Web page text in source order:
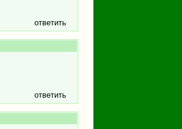
ответить
ответить